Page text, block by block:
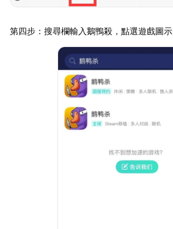
第四步：搜尋欄輸入鵝鴨殺，點選遊戲圖